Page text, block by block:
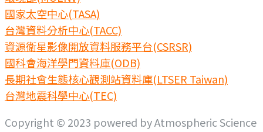
國家太空中心(TASA)
台灣資料分析中心(TACC)
資源衛星影像開放資料服務平台(CSRSR)
國科會海洋學門資料庫(ODB)
長期社會生態核心觀測站資料庫(LTSER Taiwan)
台灣地震科學中心(TEC)
Copyright © 2023 powered by Atmospheric Science